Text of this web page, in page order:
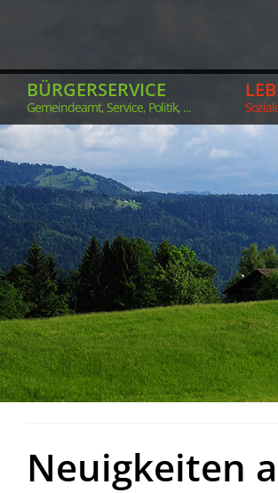
BÜRGERSERVICE
Gemeindeamt, Service, Politik, ...
Neuigkeiten